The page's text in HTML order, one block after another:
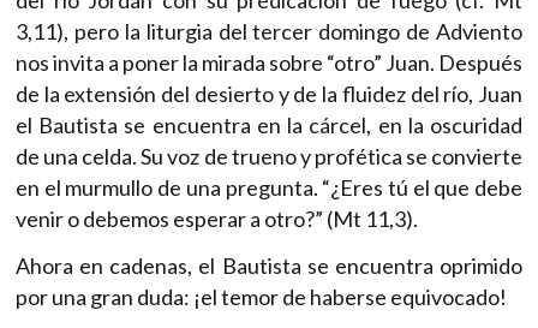
3,11), pero la liturgia del tercer domingo de Adviento
nos invita a poner la mirada sobre “otro” Juan. Después
de la extensión del desierto y de la fluidez del río, Juan
el Bautista se encuentra en la cárcel, en la oscuridad
de una celda. Su voz de trueno y profética se convierte
en el murmullo de una pregunta. “¿Eres tú el que debe
venir o debemos esperar a otro?” (Mt 11,3).
Ahora en cadenas, el Bautista se encuentra oprimido
por una gran duda: ¡el temor de haberse equivocado!